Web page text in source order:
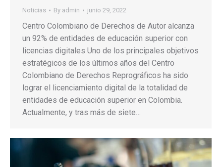
Noticias By admin junio 29, 2022
Centro Colombiano de Derechos de Autor alcanza
un 92% de entidades de educación superior con
licencias digitales Uno de los principales objetivos
estratégicos de los últimos años del Centro
Colombiano de Derechos Reprográficos ha sido
lograr el licenciamiento digital de la totalidad de
entidades de educación superior en Colombia.
Actualmente, y tras más de siete…